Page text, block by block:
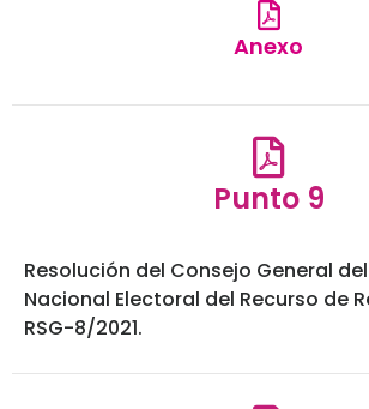
Anexo
Punto 9
Resolución del Consejo General
Nacional Electoral del Recurso de
RSG-8/2021.